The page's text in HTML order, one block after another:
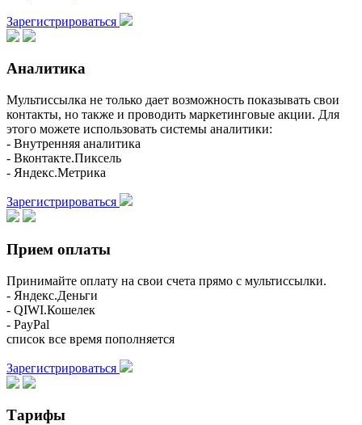
Зарегистрироваться
Аналитика
Мультиссылка не только дает возможность показывать свои
контакты, но также и проводить маркетинговые акции. Для
этого можете использовать системы аналитики:
- Внутренняя аналитика
- Вконтакте.Пиксель
- Яндекс.Метрика
Зарегистрироваться
Прием оплаты
Принимайте оплату на свои счета прямо с мультиссылки.
- Яндекс.Деньги
- QIWI.Кошелек
- PayPal
список все время пополняется
Зарегистрироваться
Тарифы